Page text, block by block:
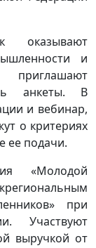
оказывают
и
анкеты. В
и вебинар,
о критериях
ее подачи.
«Молодой
при
Участвуют
выручкой от